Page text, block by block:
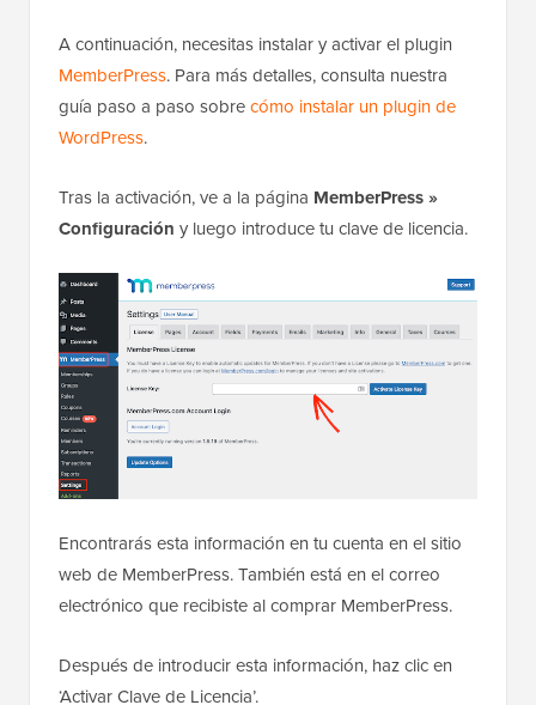
A continuación, necesitas instalar y activar el plugin
MemberPress. Para más detalles, consulta nuestra
guía paso a paso sobrecómo instalar un plugin de
WordPress.
Tras la activación, ve a la página MemberPress »
Configuración y luego introduce tu clave de licencia.
Encontrarás esta información en tu cuenta en el sitio
web de MemberPress. También está en el correo
electrónico que recibiste al comprar MemberPress.
Después de introducir esta información, haz clic en
‘Activar Clave de Licencia’.